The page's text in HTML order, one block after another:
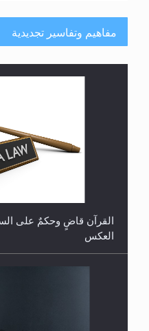
هل تعتبر الأشفار
والأظافر البلاستيكية
مفاهيم وتفاسير تجديدية
القرآن قاضٍ وحكمٌ على
العكس